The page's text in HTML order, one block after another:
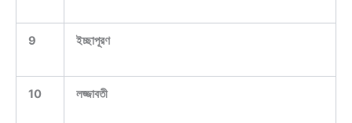
9 ইচ্ছাপূরণ
10 লজ্জাবতী